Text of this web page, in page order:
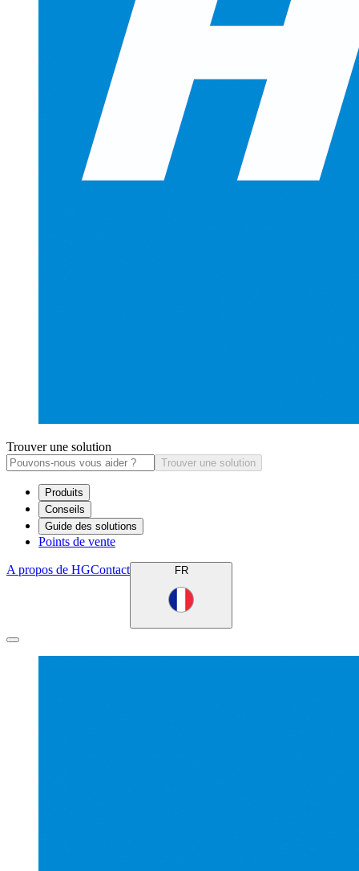
Trouver une solution
Trouver une solution
Produits
Conseils
Guide des solutions
Points de vente
A propos de HGContact FR